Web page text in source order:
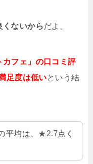
くないからだよ。
カフェ」の口コミ評
足度は低いという結
平均は、★2.7点く